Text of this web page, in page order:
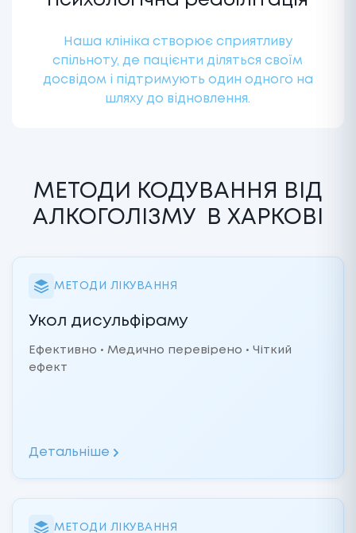
Наша клініка створює сприятливу
спільноту, де пацієнти діляться своїм
досвідом і підтримують один одного на
шляху до відновлення.
МЕТОДИ КОДУВАННЯ ВІД
АЛКОГОЛІЗМУ В ХАРКОВІ
МЕТОДИ ЛІКУВАННЯ
Укол дисульфіраму
Ефективно • Медично перевірено • Чіткий
ефект
Детальніше
МЕТОДИ ЛІКУВАННЯ